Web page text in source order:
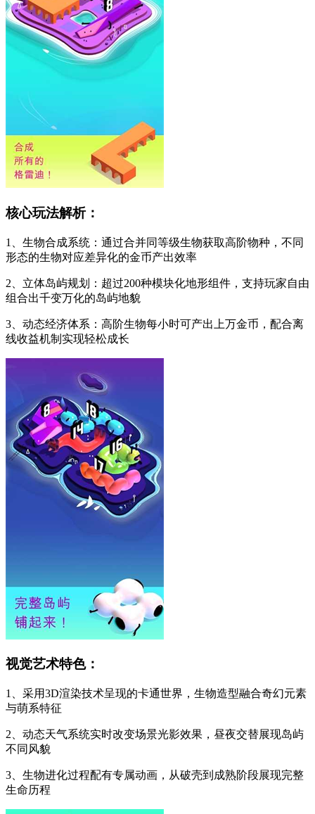
核心玩法解析：
1、生物合成系统：通过合并同等级生物获取高阶物种，不同
形态的生物对应差异化的金币产出效率
2、立体岛屿规划：超过200种模块化地形组件，支持玩家自由
组合出千变万化的岛屿地貌
3、动态经济体系：高阶生物每小时可产出上万金币，配合离
线收益机制实现轻松成长
视觉艺术特色：
1、采用3D渲染技术呈现的卡通世界，生物造型融合奇幻元素
与萌系特征
2、动态天气系统实时改变场景光影效果，昼夜交替展现岛屿
不同风貌
3、生物进化过程配有专属动画，从破壳到成熟阶段展现完整
生命历程